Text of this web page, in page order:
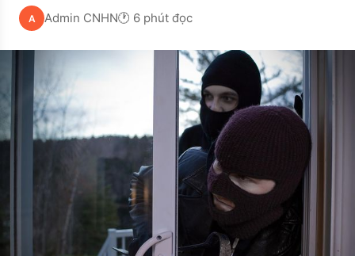
A Admin CNHN🕐 6 phút đọc